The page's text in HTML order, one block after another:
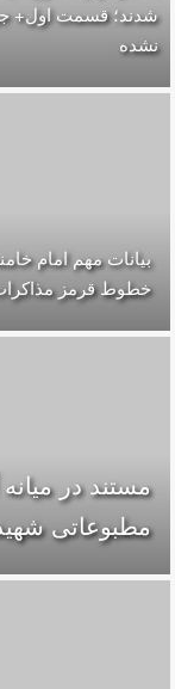
شدند؛ قسمت اول+
نشده
بیانات مهم امام
خطوط قرمز
مستند در
مطبوعاتی